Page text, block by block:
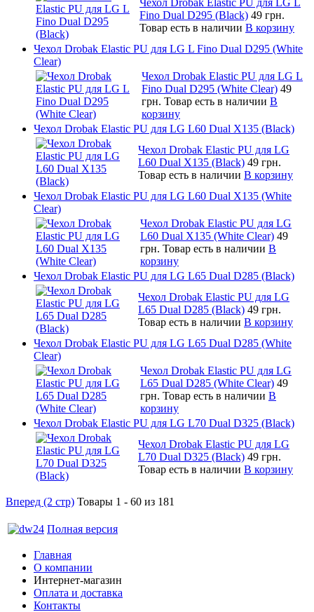
Fino Dual D295 (Black) 49 грн.
Товар есть в наличии В корзину
Чехол Drobak Elastic PU для LG L Fino Dual D295 (White
Clear)
Чехол Drobak Elastic PU для LG L
Fino Dual D295 (White Clear) 49
грн. Товар есть в наличии В
корзину
Чехол Drobak Elastic PU для LG L60 Dual X135 (Black)
Чехол Drobak Elastic PU для LG
L60 Dual X135 (Black) 49 грн.
Товар есть в наличии В корзину
Чехол Drobak Elastic PU для LG L60 Dual X135 (White
Clear)
Чехол Drobak Elastic PU для LG
L60 Dual X135 (White Clear) 49
грн. Товар есть в наличии В
корзину
Чехол Drobak Elastic PU для LG L65 Dual D285 (Black)
Чехол Drobak Elastic PU для LG
L65 Dual D285 (Black) 49 грн.
Товар есть в наличии В корзину
Чехол Drobak Elastic PU для LG L65 Dual D285 (White
Clear)
Чехол Drobak Elastic PU для LG
L65 Dual D285 (White Clear) 49
грн. Товар есть в наличии В
корзину
Чехол Drobak Elastic PU для LG L70 Dual D325 (Black)
Чехол Drobak Elastic PU для LG
L70 Dual D325 (Black) 49 грн.
Товар есть в наличии В корзину
Вперед (2 стр) Товары 1 - 60 из 181
Полная версия
Главная
О компании
Интернет-магазин
Оплата и доставка
Контакты